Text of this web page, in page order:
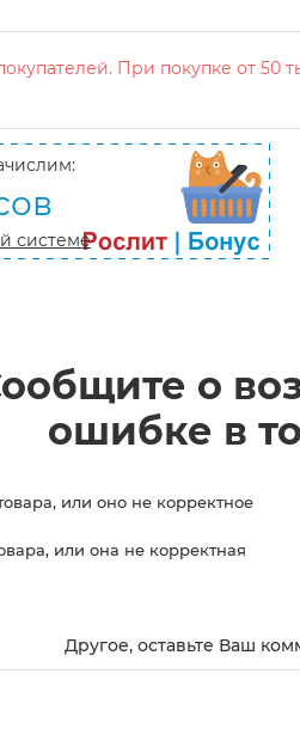
При покупке от 50
системе
о
ошибке в
или оно не корректное
или она не корректная
Другое, оставьте Ваш